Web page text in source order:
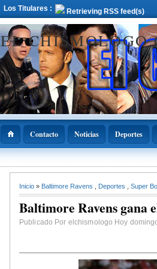
Los Titulares : Retrieving RSS feed(s)
EL
Contacto Noticias Deportes
ADOPAE
Abinader
11 de diciembre
Nacional de la
Bachata
Inicio » Baltimore Ravens Deportes Super
Baltimore Ravens gana
Publicado Por elchismologo Hoy